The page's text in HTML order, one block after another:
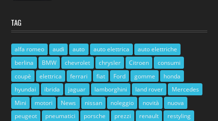
TAG
alfa romeo audi auto auto elettrica
auto elettriche
berlina
BMW chevrolet chrysler Citroen
consumi
coupè
elettrica ferrari fiat Ford gomme
honda
hyundai
ibrida jaguar lamborghini land rover
Mercedes
Mini
motori News nissan noleggio novità
nuova
peugeot
pneumatici porsche prezzi renault
restyling